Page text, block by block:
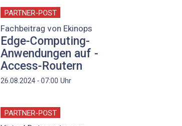
PARTNER-POST
Fachbeitrag von Ekinops
Edge-Computing-
Anwendungen auf ­
Access-Routern
26.08.2024 - 07:00 Uhr
PARTNER-POST